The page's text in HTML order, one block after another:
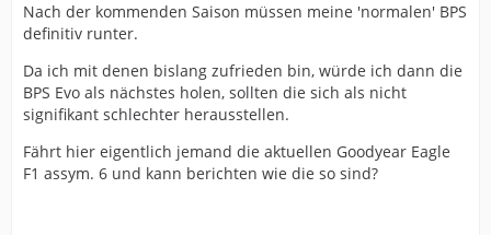
Nach der kommenden Saison müssen meine 'normalen' BPS
definitiv runter.
Da ich mit denen bislang zufrieden bin, würde ich dann die
BPS Evo als nächstes holen, sollten die sich als nicht
signifikant schlechter herausstellen.
Fährt hier eigentlich jemand die aktuellen Goodyear Eagle
F1 assym. 6 und kann berichten wie die so sind?